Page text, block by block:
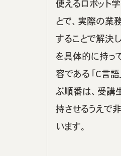
使えるロボット
とで、実際の業
することで解決
を具体的に持っ
容である「C言
ぶ順番は、受講
持させるうえで
います。